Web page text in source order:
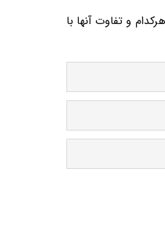
و تفاوت آنها با